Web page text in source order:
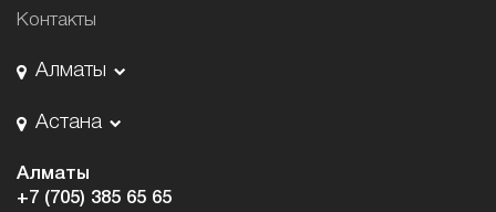
Контакты
Алматы
Астана
Алматы
+7 (705) 385 65 65